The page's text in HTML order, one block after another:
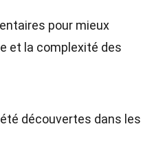
pour mieux
et la complexité des
découvertes dans les